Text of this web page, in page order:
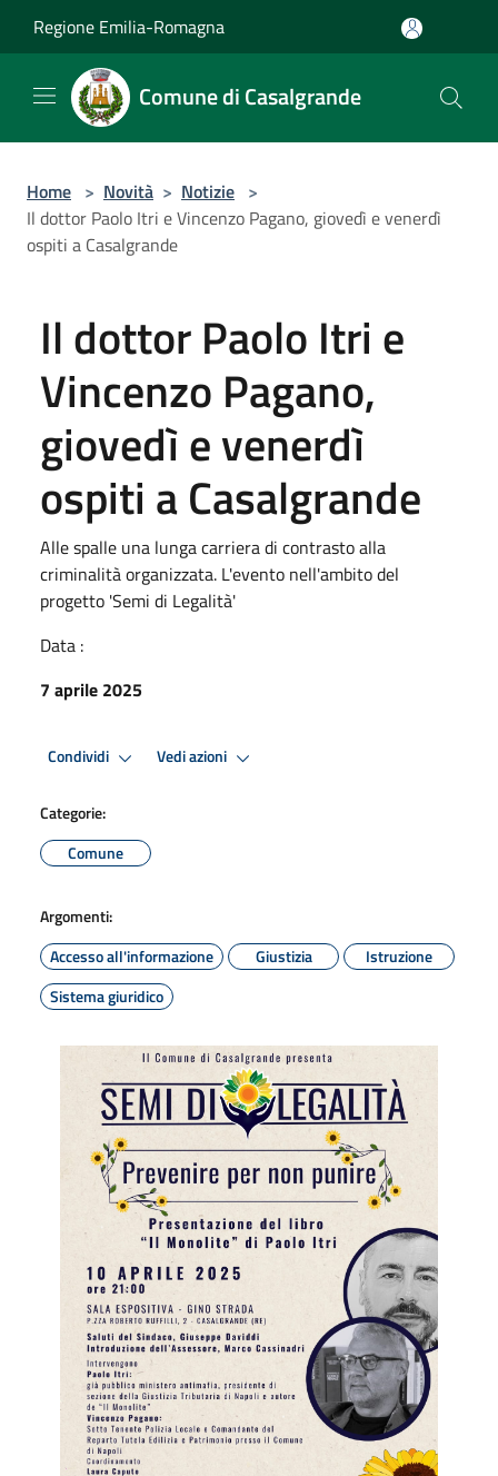
Regione Emilia-Romagna
Comune di Casalgrande
Home > Novità > Notizie >
Il dottor Paolo Itri e Vincenzo Pagano, giovedì e venerdì
ospiti a Casalgrande
Il dottor Paolo Itri e
Vincenzo Pagano,
giovedì e venerdì
ospiti a Casalgrande
Alle spalle una lunga carriera di contrasto alla
criminalità organizzata. L'evento nell'ambito del
progetto 'Semi di Legalità'
Data :
7 aprile 2025
Condividi Vedi azioni
Categorie:
Comune
Argomenti:
Accesso all'informazione
Giustizia
Istruzione
Sistema giuridico